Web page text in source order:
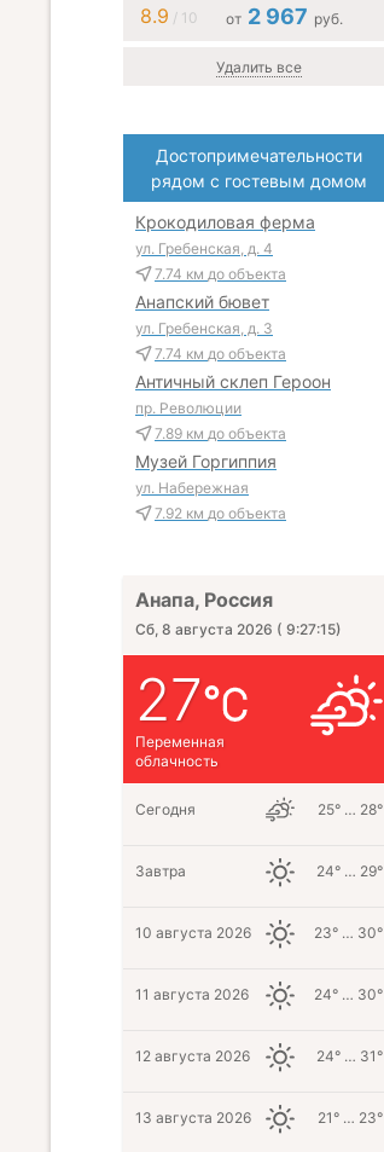
8.9 / 10 от 2 967 руб.
Удалить все
Достопримечательности
рядом с гостевым домом
Крокодиловая ферма
ул. Гребенская, д. 4
7.74 км до объекта
Анапский бювет
ул. Гребенская, д. 3
7.74 км до объекта
Античный склеп Героон
пр. Революции
7.89 км до объекта
Музей Горгиппия
ул. Набережная
7.92 км до объекта
Анапа, Россия
Сб, 8 августа 2026 ( 9:27:17)
27
Переменная
облачность
Сегодня 25° … 28°
Завтра 24° … 29°
10 августа 2026 23° … 30°
11 августа 2026 24° … 30°
12 августа 2026 24° … 31°
13 августа 2026 21° … 23°